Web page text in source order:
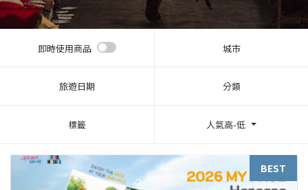
即時使用商品 城市
旅遊日期 分類
標籤 人氣高-低
BEST